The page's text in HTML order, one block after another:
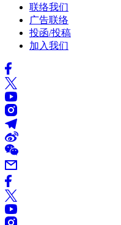
联络我们
广告联络
投函/投稿
加入我们